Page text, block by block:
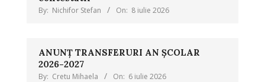
By: Nichifor Stefan On: 8 iulie 2026
ANUNȚ TRANSFERURI AN ȘCOLAR
2026-2027
By: Cretu Mihaela On: 6 iulie 2026